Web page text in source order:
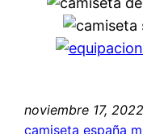
noviembre 17,
camiseta españa